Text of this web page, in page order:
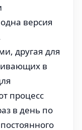
версия
другая для
в
процесс
в день по